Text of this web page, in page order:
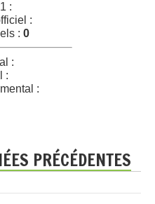
:
:
: 0
:
:
:
PRÉCÉDENTES